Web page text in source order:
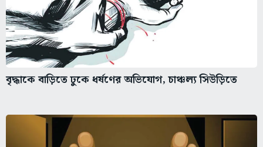
বৃদ্ধাকে বাড়িতে ঢুকে ধর্ষণের অভিযোগ, চাঞ্চল্য সিউড়িতে